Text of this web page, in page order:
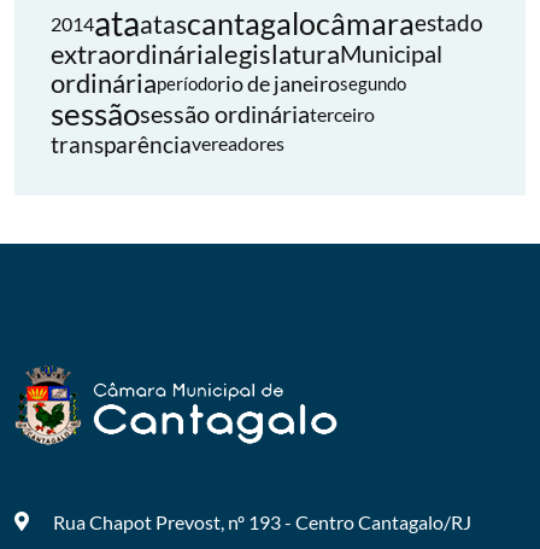
2014ataatascantagalocâmaraestado
extraordinárialegislaturaMunicipal
ordináriaperíodorio de janeirosegundo
sessãosessão ordináriaterceiro
transparênciavereadores
Rua Chapot Prevost, nº 193 - CentroCantagalo/RJ